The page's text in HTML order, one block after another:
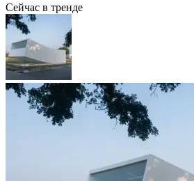
Сейчас в тренде